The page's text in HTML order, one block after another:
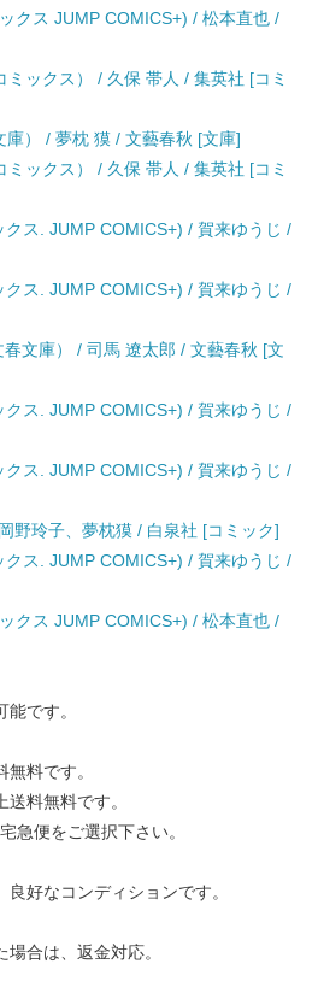
クス JUMP COMICS+) / 松本直也 /
ックス） / 久保 帯人 / 集英社 [コミ
） / 夢枕 獏 / 文藝春秋 [文庫]
ックス） / 久保 帯人 / 集英社 [コミ
ス. JUMP COMICS+) / 賀来ゆうじ /
ス. JUMP COMICS+) / 賀来ゆうじ /
文庫） / 司馬 遼太郎 / 文藝春秋 [文
ス. JUMP COMICS+) / 賀来ゆうじ /
ス. JUMP COMICS+) / 賀来ゆうじ /
野玲子、夢枕獏 / 白泉社 [コミック]
ス. JUMP COMICS+) / 賀来ゆうじ /
クス JUMP COMICS+) / 松本直也 /
です。
料です。
料無料です。
急便をご選択下さい。
好なコンディションです。
合は、返金対応。